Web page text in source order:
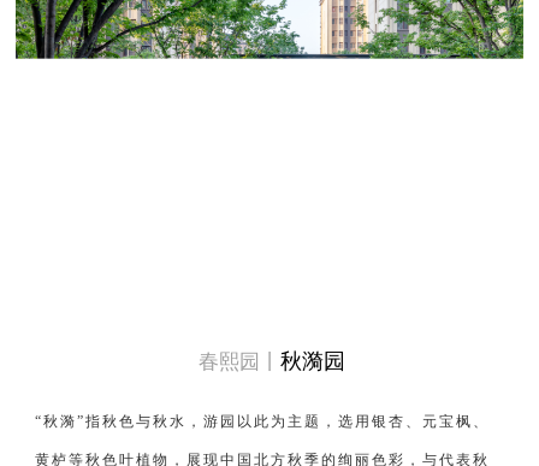
春熙园丨 秋漪园
“秋漪”指秋色与秋水，游园以此为主题，选用银杏、元宝枫、
黄栌等秋色叶植物，展现中国北方秋季的绚丽色彩，与代表秋